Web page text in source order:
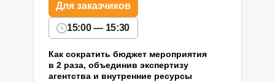
Для заказчиков
15:00 — 15:30
Как сократить бюджет мероприятия
в 2 раза, объединив экспертизу
агентства и внутренние ресурсы